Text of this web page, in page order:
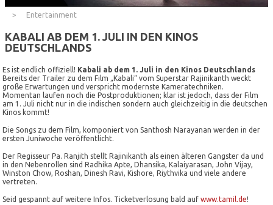
Entertainment
KABALI AB DEM 1. JULI IN DEN KINOS
DEUTSCHLANDS
Es ist endlich offiziell! Kabali ab dem 1. Juli in den Kinos Deutschlands
Bereits der Trailer zu dem Film „Kabali“ vom Superstar Rajinikanth weckt
große Erwartungen und verspricht modernste Kameratechniken.
Momentan laufen noch die Postproduktionen; klar ist jedoch, dass der Film
am 1. Juli nicht nur in die indischen sondern auch gleichzeitig in die deutschen
Kinos kommt!
Die Songs zu dem Film, komponiert von Santhosh Narayanan werden in der
ersten Juniwoche veröffentlicht.
Der Regisseur Pa. Ranjith stellt Rajinikanth als einen älteren Gangster da und
in den Nebenrollen sind Radhika Apte, Dhansika, Kalaiyarasan, John Vijay,
Winston Chow, Roshan, Dinesh Ravi, Kishore, Riythvika und viele andere
vertreten.
Seid gespannt auf weitere Infos. Ticketverlosung bald aufwww.tamil.de!